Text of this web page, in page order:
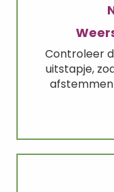
Controleer
uitstapje,